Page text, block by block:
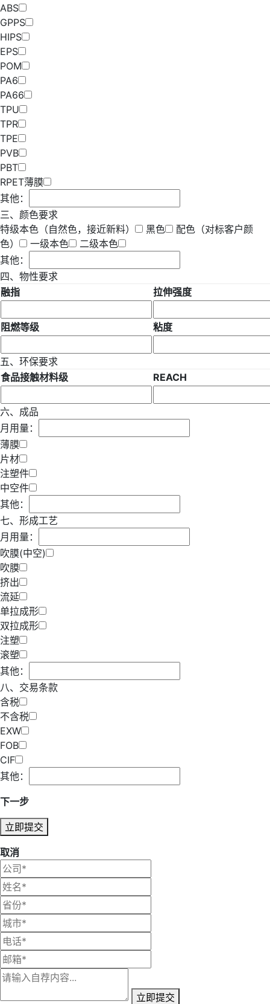
ABS
GPPS
HIPS
EPS
POM
PA6
PA66
TPU
TPR
TPE
PVB
PBT
RPET薄膜
其他：
三、颜色要求
特级本色（自然色，接近新料）
黑色
配色（对标客户颜
色）
一级本色
二级本色
其他：
四、物性要求
融指
拉伸强度
阻燃等级 粘度
五、环保要求
食品接触材料级
REACH
六、成品
月用量：
薄膜
片材
注塑件
中空件
其他：
七、形成工艺
月用量：
吹膜(中空)
吹膜
挤出
流延
单拉成形
双拉成形
注塑
滚塑
其他：
八、交易条款
含税
不含税
EXW
FOB
CIF
其他：
下一步
立即提交
取消
立即提交